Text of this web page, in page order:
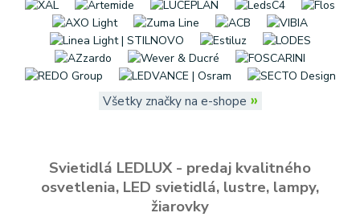
Všetky značky na e-shope »
Svietidlá LEDLUX - predaj kvalitného
osvetlenia, LED svietidlá, lustre, lampy,
žiarovky